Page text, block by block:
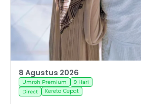
8 Agustus 2026
Umroh Premium
9 Hari
Direct
Kereta Cepat